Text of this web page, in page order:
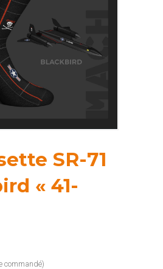
SR-71
« 41-
commandé)